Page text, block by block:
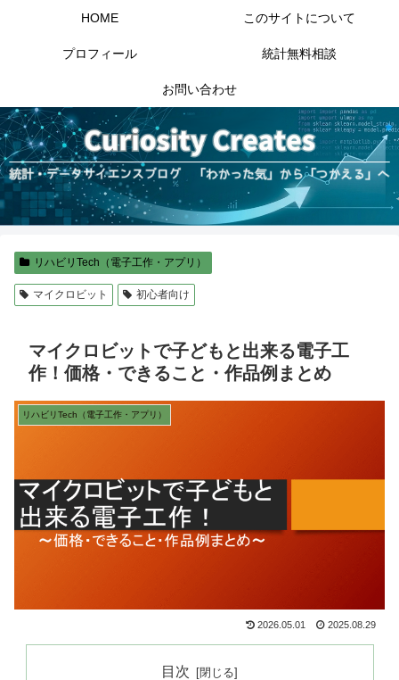
HOME このサイトについて
プロフィール 統計無料相談
お問い合わせ
リハビリTech（電子工作・アプリ）
マイクロビット 初心者向け
マイクロビットで子どもと出来る電子工
作！価格・できること・作品例まとめ
リハビリTech（電子工作・アプリ）
2026.05.01 2025.08.29
目次